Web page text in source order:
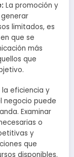
La promoción y
limitados, es
que se
más
que
la eficiencia y
negocio puede
Examinar
o
y
que
disponibles.